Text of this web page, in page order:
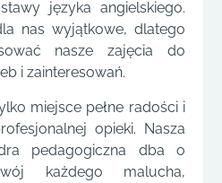
języka angielskiego.
nas wyjątkowe, dlatego
nasze zajęcia do
i zainteresowań.
miejsce pełne radości i
opieki. Nasza
pedagogiczna dba o
każdego malucha,